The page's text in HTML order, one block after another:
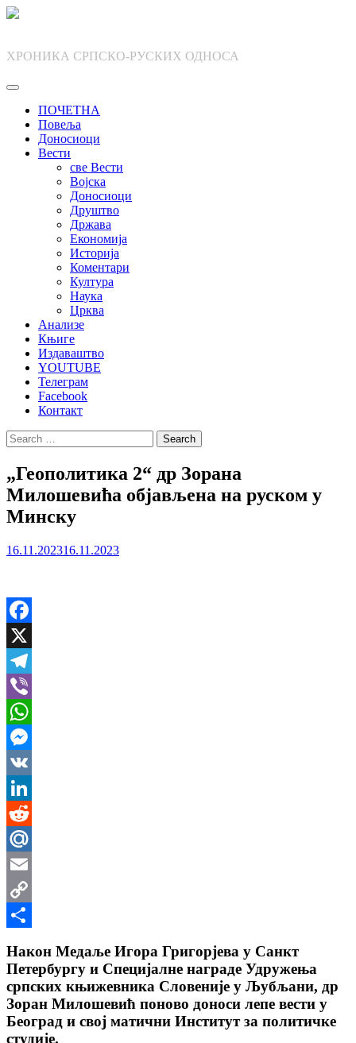
Skip
ХРОНИКА СРПСКО-РУСКИХ ОДНОСА
ПОЧЕТНА
Повеља
Доносиоци
Вести
све Вести
Војска
Доносиоци
Друштво
Држава
Економија
Историја
Коментари
Култура
Наука
Црква
Анализе
Књиге
Издаваштво
YOUTUBE
Телеграм
Facebook
Контакт
Search
for:
„Геополитика 2“ др Зорана
Милошевића објављена на руском у
Минску
16.11.202316.11.2023
Facebook
X
Telegram
Viber
WhatsApp
Messenger
VK
LinkedIn
Reddit
Mail.Ru
Email
Copy
Након Медаље Игора Григорјева у Санкт
Петербургу и Специјалне награде Удружења
српских књижевника Словеније у Љубљани, др
Зоран Милошевић поново доноси лепе вести у
Београд и свој матични Институт за политичке
студије.